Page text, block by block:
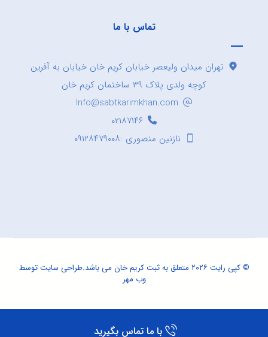
تماس با ما
تهران میدان ولیعصر خیابان کریم خان خیابان به آفرین
کوچه ولدی پلاک ۳۹ ساختمان کریم خان
Info@sabtkarimkhan.com
۰۲۱۸۷۱۴۶
نازنین منصوری :۰۹۱۲۸۴۷۹۰۰۸
© کپی رایت ۲۰۲۶ متعلق به ثبت کریم خان می باشد. طراحی سایتتوسط
وب مهر
با ما تماس بگیرید